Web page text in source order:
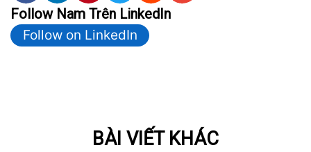
Follow Nam Trên LinkedIn
Follow on LinkedIn
BÀI VIẾT KHÁC